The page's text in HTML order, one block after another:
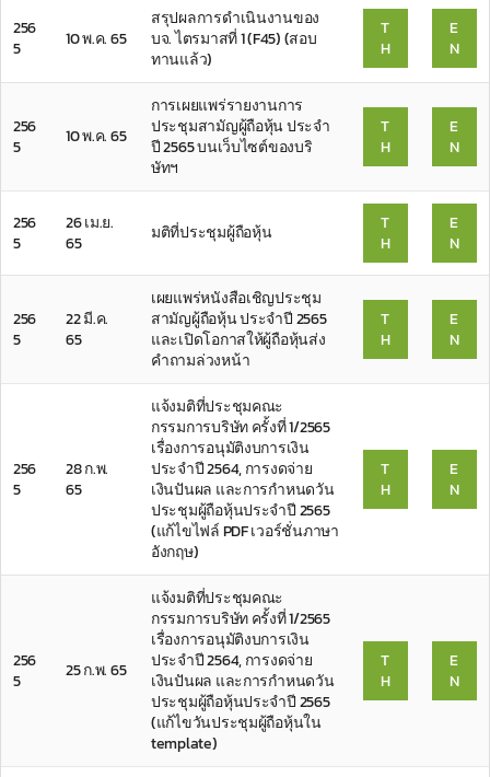
256
5
10 พ.ค. 65
สรุปผลการดำเนินงานของ
บจ. ไตรมาสที่ 1 (F45) (สอบ
ทานแล้ว)
T
H
E
N
256
5
10 พ.ค. 65
การเผยแพร่รายงานการ
ประชุมสามัญผู้ถือหุ้น ประจำ
ปี 2565 บนเว็บไซต์ของบริ
ษัทฯ
T
H
E
N
256
5
26 เม.ย.
65
มติที่ประชุมผู้ถือหุ้น
T
H
E
N
256
5
22 มี.ค.
65
เผยแพร่หนังสือเชิญประชุม
สามัญผู้ถือหุ้น ประจำปี 2565
และเปิดโอกาสให้ผู้ถือหุ้นส่ง
คำถามล่วงหน้า
T
H
E
N
256
5
28 ก.พ.
65
แจ้งมติที่ประชุมคณะ
กรรมการบริษัท ครั้งที่ 1/2565
เรื่องการอนุมัติงบการเงิน
ประจำปี 2564, การงดจ่าย
เงินปันผล และการกำหนดวัน
ประชุมผู้ถือหุ้นประจำปี 2565
(แก้ไขไฟล์ PDF เวอร์ชั่นภาษา
อังกฤษ)
T
H
E
N
256
5
25 ก.พ. 65
แจ้งมติที่ประชุมคณะ
กรรมการบริษัท ครั้งที่ 1/2565
เรื่องการอนุมัติงบการเงิน
ประจำปี 2564, การงดจ่าย
เงินปันผล และการกำหนดวัน
ประชุมผู้ถือหุ้นประจำปี 2565
(แก้ไขวันประชุมผู้ถือหุ้นใน
template)
T
H
E
N